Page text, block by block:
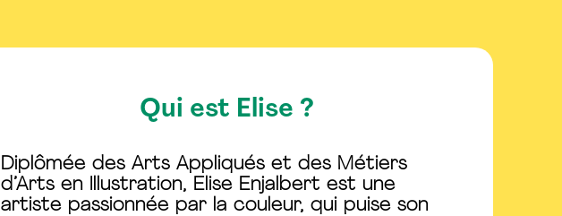
Qui est Elise ?
Diplômée des Arts Appliqués et des Métiers
d’Arts en Illustration, Elise Enjalbert est une
artiste passionnée par la couleur, qui puise son